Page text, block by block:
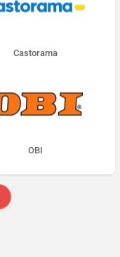
Castorama
OBI